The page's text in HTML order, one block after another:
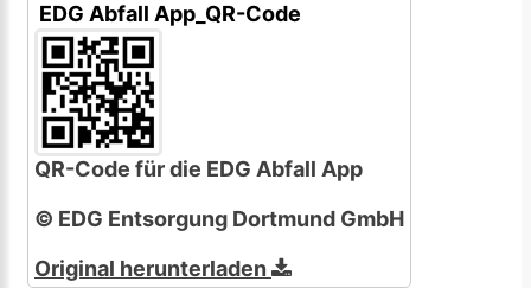
EDG Abfall App_QR-Code
QR-Code für die EDG Abfall App
© EDG Entsorgung Dortmund GmbH
Original herunterladen